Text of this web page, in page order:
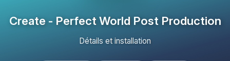
Create - Perfect World Post Production
Détails et installation